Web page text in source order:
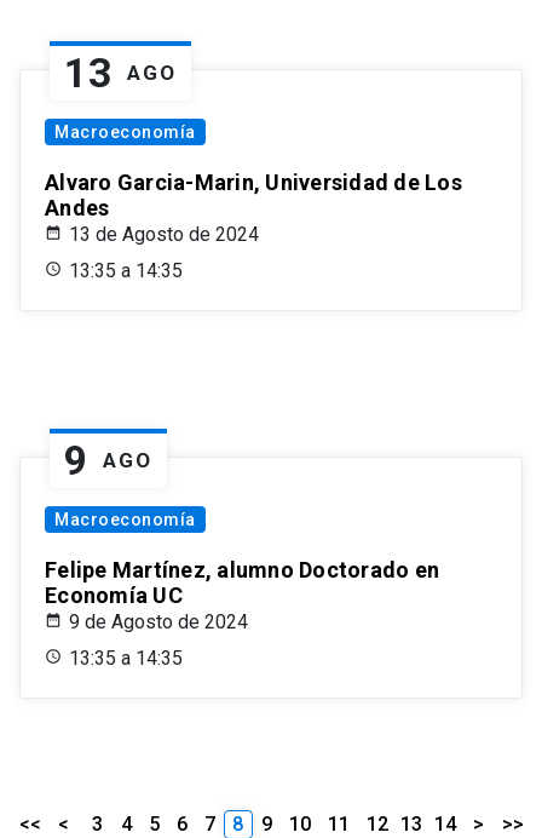
13 AGO
Macroeconomía
Alvaro Garcia-Marin, Universidad de Los
Andes
13 de Agosto de 2024
13:35 a 14:35
9 AGO
Macroeconomía
Felipe Martínez, alumno Doctorado en
Economía UC
9 de Agosto de 2024
13:35 a 14:35
<< < 3 4 5 6 7 8 9 10 11 12 13 14 > >>